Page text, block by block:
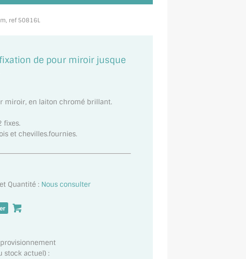
ref 50816L
de pour miroir jusque
miroir, en laiton chromé brillant.
fixes.
et chevilles.fournies.
Quantité : Nous consulter
stock actuel) :